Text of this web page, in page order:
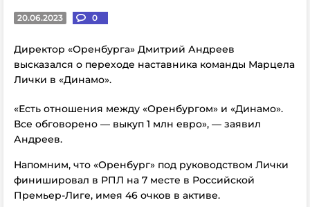
20.06.2023 0
Директор «Оренбурга» Дмитрий Андреев
высказался о переходе наставника команды Марцела
Лички в «Динамо».
«Есть отношения между «Оренбургом» и «Динамо».
Все обговорено — выкуп 1 млн евро», — заявил
Андреев.
Напомним, что «Оренбург» под руководством Лички
финишировал в РПЛ на 7 месте в Российской
Премьер-Лиге, имея 46 очков в активе.